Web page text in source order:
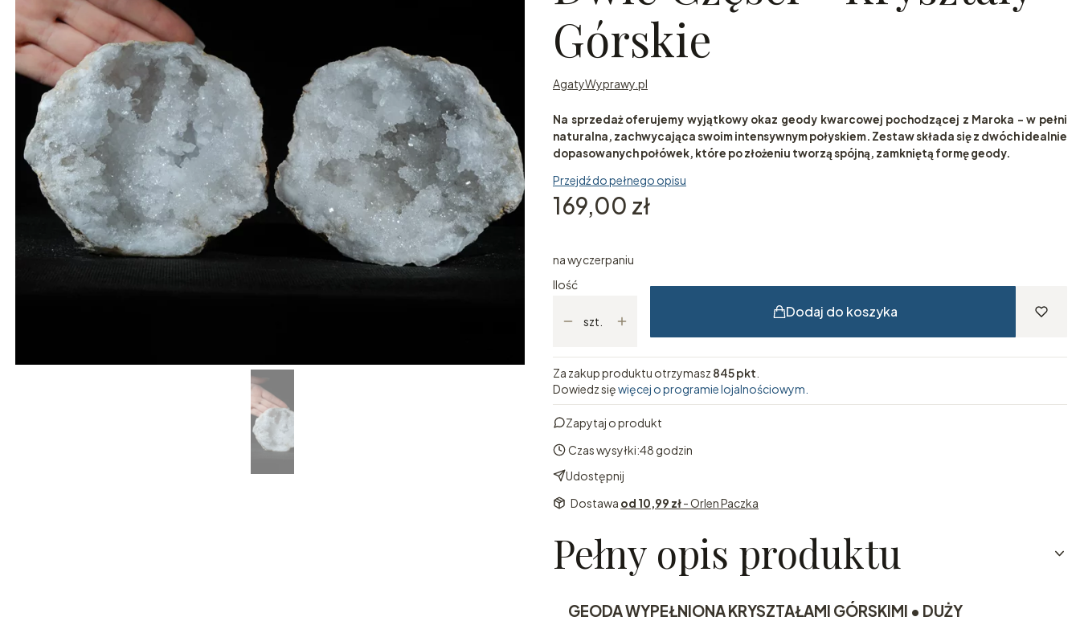
Górskie
AgatyWyprawy.pl
Na sprzedaż oferujemy wyjątkowy okaz geody kwarcowej pochodzącej z Maroka – w pełni
naturalna, zachwycająca swoim intensywnym połyskiem. Zestaw składa się z dwóch idealnie
dopasowanych połówek, które po złożeniu tworzą spójną, zamkniętą formę geody.
Przejdź do pełnego opisu
Cena
169,00 zł
na wyczerpaniu
Ilość
szt.
Dodaj do koszyka
Za zakup produktu otrzymasz 845 pkt
Dowiedz sięwięcej o programie lojalnościowym.
Zapytaj o produkt
Czas wysyłki:48 godzin
Udostępnij
Dostawa od 10,99 zł- Orlen Paczka
Pełny opis produktu
GEODA WYPEŁNIONA KRYSZTAŁAMI GÓRSKIMI • DUŻY